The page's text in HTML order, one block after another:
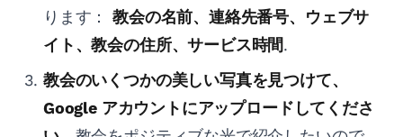
ります：教会の名前、連絡先番号、ウェブサ
イト、教会の住所、サービス時間.
教会のいくつかの美しい写真を見つけて、
Google アカウントにアップロードしてくださ